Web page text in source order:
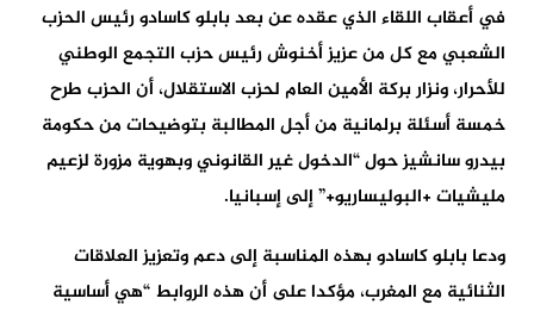
في أعقاب اللقاء الذي عقده عن بعد بابلو كاسادو رئيس الحزب
الشعبي مع كل من عزيز أخنوش رئيس حزب التجمع الوطني
للأحرار، ونزار بركة الأمين العام لحزب الاستقلال، أن الحزب طرح
خمسة أسئلة برلمانية من أجل المطالبة بتوضيحات من حكومة
بيدرو سانشيز حول “الدخول غير القانوني وبهوية مزورة لزعيم
مليشيات +البوليساريو+” إلى إسبانيا.
ودعا بابلو كاسادو بهذه المناسبة إلى دعم وتعزيز العلاقات
الثنائية مع المغرب، مؤكدا على أن هذه الروابط “هي أساسية